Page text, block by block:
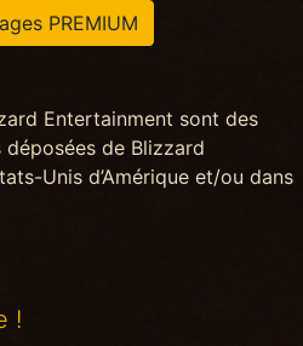
PREMIUM
Entertainment sont des
de Blizzard
Unis d’Amérique et/ou dans
!